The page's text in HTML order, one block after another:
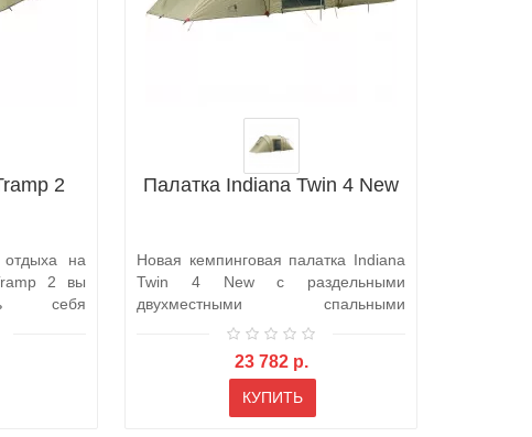
2
на
2 вы
себя
Палатка Indiana Twin 4 New
Новая кемпинговая палатка Indiana
Twin 4 New с раздельными
двухместными спальными
отделениями, ..
23 782 р.
КУПИТЬ